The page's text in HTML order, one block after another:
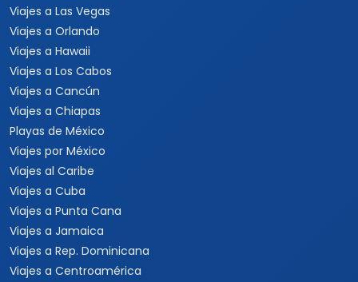
Viajes a Las Vegas
Viajes a Orlando
Viajes a Hawaii
Viajes a Los Cabos
Viajes a Cancún
Viajes a Chiapas
Playas de México
Viajes por México
Viajes al Caribe
Viajes a Cuba
Viajes a Punta Cana
Viajes a Jamaica
Viajes a Rep. Dominicana
Viajes a Centroamérica